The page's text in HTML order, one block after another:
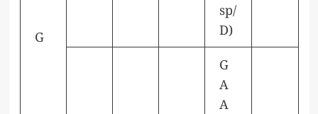
G
sp/
D)
G
A
A